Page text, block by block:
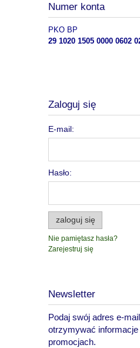
Numer konta
PKO BP
29 1020 1505 0000 0602
Zaloguj się
E-mail:
Hasło:
zaloguj się
Nie pamiętasz hasła?
Zarejestruj się
Newsletter
Podaj swój adres e-
otrzymywać
promocjach.